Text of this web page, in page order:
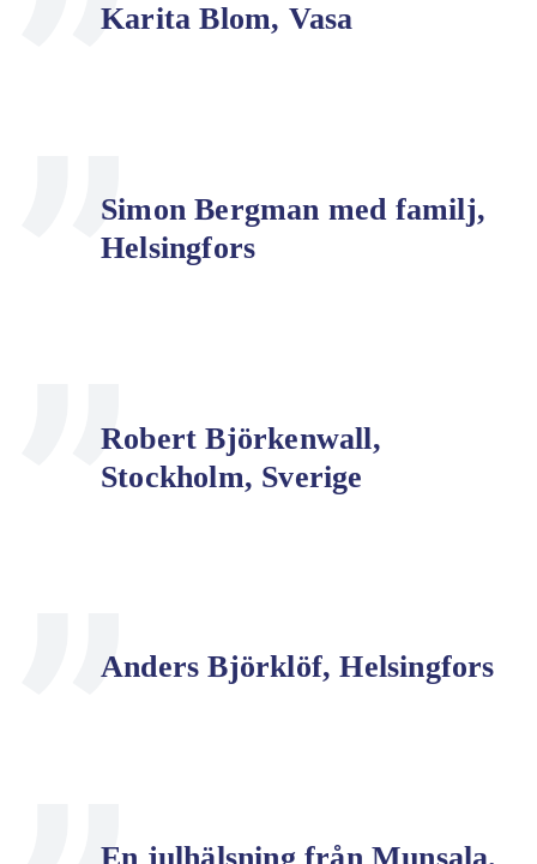
Karita Blom, Vasa
Simon Bergman med familj,
Helsingfors
Robert Björkenwall,
Stockholm, Sverige
Anders Björklöf, Helsingfors